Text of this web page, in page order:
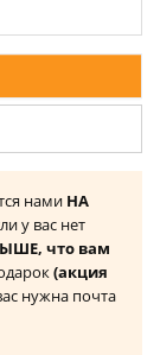
нами НА
у вас нет
что вам
(акция
нужна почта